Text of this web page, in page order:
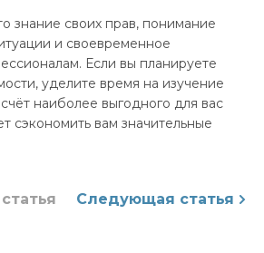
знание своих прав, понимание
и своевременное
Если вы планируете
уделите время на изучение
наиболее выгодного для вас
сэкономить вам значительные
Следующая статья